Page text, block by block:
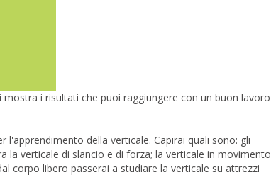
i risultati che puoi raggiungere con un buon lavoro
l'apprendimento della verticale. Capirai quali sono: gli
la verticale di slancio e di forza; la verticale in movimento
corpo libero passerai a studiare la verticale su attrezzi